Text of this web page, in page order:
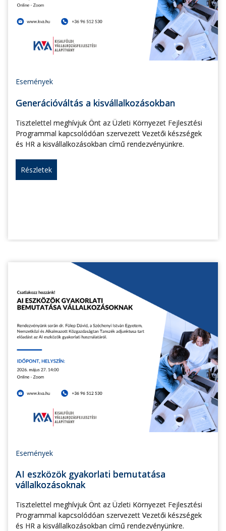
Események
Generációváltás a kisvállalkozásokban
Tisztelettel meghívjuk Önt az Üzleti Környezet Fejlesztési
Programmal kapcsolódóan szervezett Vezetői készségek
és HR a kisvállalkozásokban című rendezvényünkre.
Részletek
Események
AI eszközök gyakorlati bemutatása
vállalkozásoknak
Tisztelettel meghívjuk Önt az Üzleti Környezet Fejlesztési
Programmal kapcsolódóan szervezett Vezetői készségek
és HR a kisvállalkozásokban című rendezvényünkre.